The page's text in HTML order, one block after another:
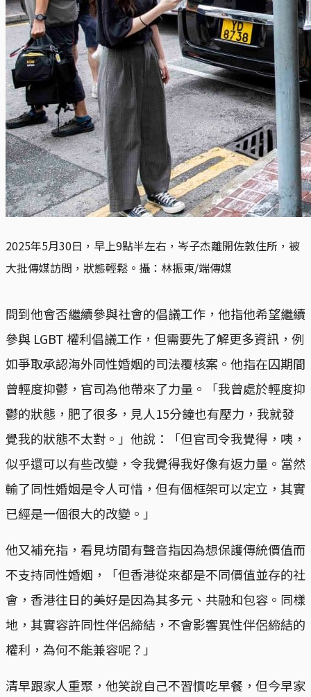
2025年5月30日，早上9點半左右，岑子杰離開佐敦住所，被
大批傳媒訪問，狀態輕鬆。攝：林振東/端傳媒
問到他會否繼續參與社會的倡議工作，他指他希望繼續
參與 LGBT 權利倡議工作，但需要先了解更多資訊，例
如爭取承認海外同性婚姻的司法覆核案。他指在囚期間
曾輕度抑鬱，官司為他帶來了力量。「我曾處於輕度抑
鬱的狀態，肥了很多，見人15分鐘也有壓力，我就發
覺我的狀態不太對。」他說：「但官司令我覺得，咦，
似乎還可以有些改變，令我覺得我好像有返力量。當然
輸了同性婚姻是令人可惜，但有個框架可以定立，其實
已經是一個很大的改變。」
他又補充指，看見坊間有聲音指因為想保護傳統價值而
不支持同性婚姻，「但香港從來都是不同價值並存的社
會，香港往日的美好是因為其多元、共融和包容。同樣
地，其實容許同性伴侶締結，不會影響異性伴侶締結的
權利，為何不能兼容呢？」
清早跟家人重聚，他笑說自己不習慣吃早餐，但今早家